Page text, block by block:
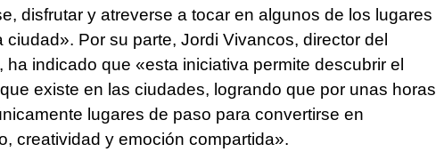
disfrutar y atreverse a tocar en algunos de los lugares
ciudad». Por su parte, Jordi Vivancos, director del
ha indicado que «esta iniciativa permite descubrir el
existe en las ciudades, logrando que por unas horas
lugares de paso para convertirse en
creatividad y emoción compartida».